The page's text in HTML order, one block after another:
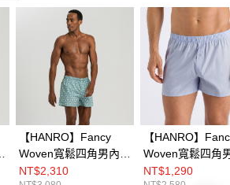
【HANRO】Fancy
Woven寬鬆四角男內褲
S-L(三角藍)
NT$2,310
【HANRO】
Woven寬鬆四角
(淺藍)
NT$1,290